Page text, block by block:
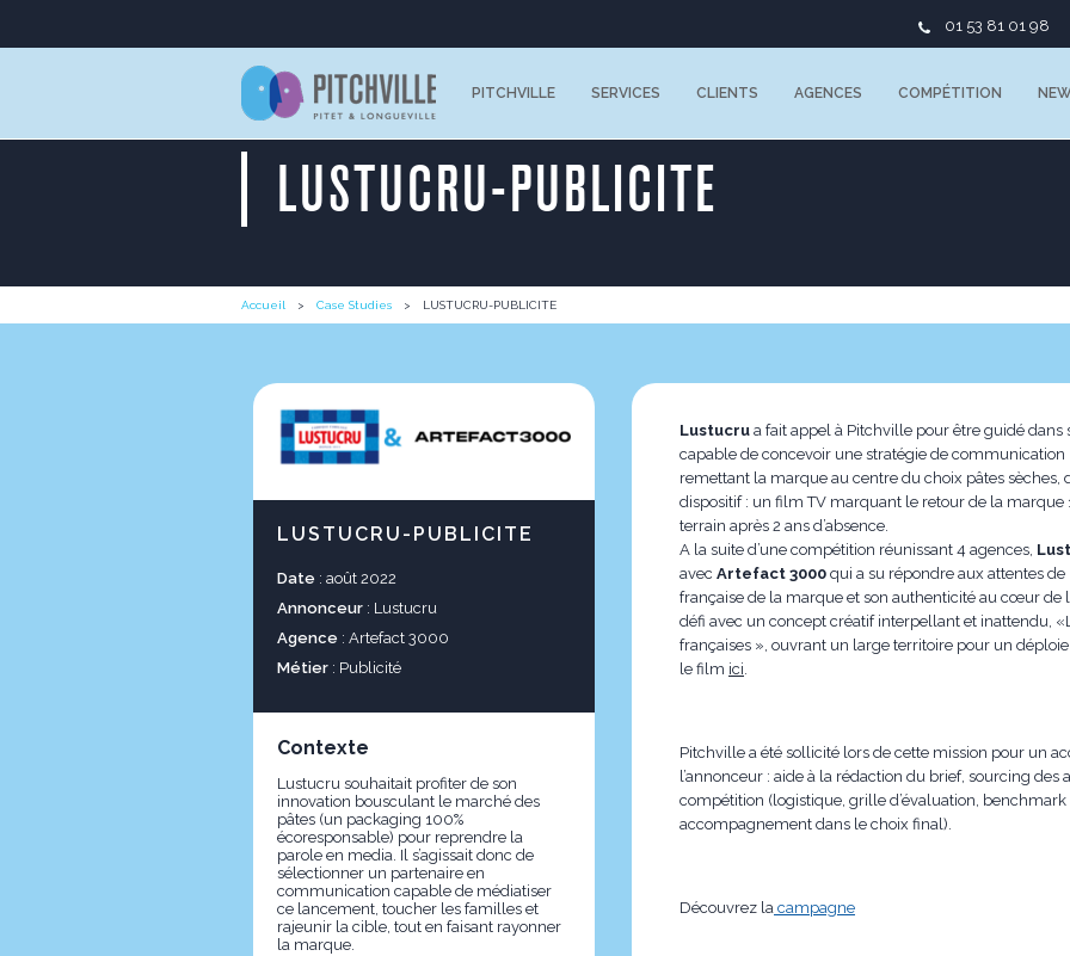
01 53 81 01 98
PITCHVILLE SERVICES CLIENTS AGENCES COMPÉTITION
LUSTUCRU-PUBLICITE
Accueil Case Studies LUSTUCRU-PUBLICITE
LUSTUCRU-PUBLICITE
Date : août 2022
Annonceur : Lustucru
Agence : Artefact 3000
Métier : Publicité
Contexte
Lustucru souhaitait profiter de son
innovation bousculant le marché des
pâtes (un packaging 100%
écoresponsable) pour reprendre la
parole en media. Il s’agissait donc de
sélectionner un partenaire en
communication capable de médiatiser
ce lancement, toucher les familles et
rajeunir la cible, tout en faisant rayonner
la marque.
Lustucru a fait appel à Pitchville pour être guidé dans
capable de concevoir une stratégie de
remettant la marque au centre du choix pâtes
dispositif : un film TV marquant le retour de la marque
terrain après 2 ans d’absence.
A la suite d’une compétition réunissant 4 agences,
avec Artefact 3000 qui a su répondre aux attentes de
française de la marque et son authenticité au cœur de
défi avec un concept créatif interpellant et inattendu,
françaises », ouvrant un large territoire pour un
le film ici.
Pitchville a été sollicité lors de cette mission pour un
l’annonceur : aide à la rédaction du brief, sourcing des
compétition (logistique, grille d’évaluation,
accompagnement dans le choix final).
Découvrez la campagne